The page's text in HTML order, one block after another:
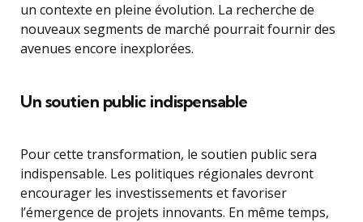
un contexte en pleine évolution. La recherche de
nouveaux segments de marché pourrait fournir des
avenues encore inexplorées.
Un soutien public indispensable
Pour cette transformation, le soutien public sera
indispensable. Les politiques régionales devront
encourager les investissements et favoriser
l’émergence de projets innovants. En même temps,